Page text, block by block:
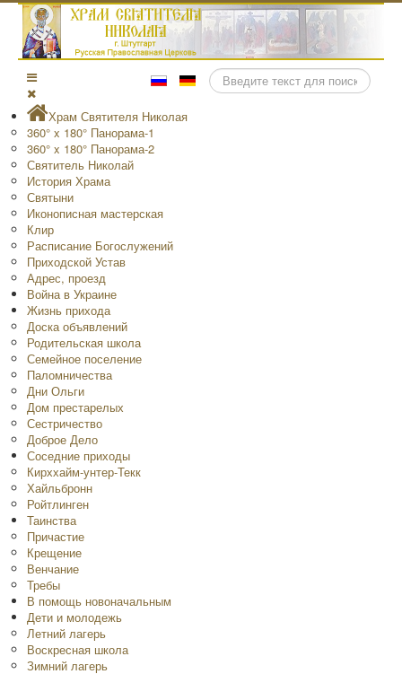
Поиск
Храм Святителя Николая
360° x 180° Панорама-1
360° x 180° Панорама-2
Святитель Николай
История Храма
Святыни
Иконописная мастерская
Клир
Расписание Богослужений
Приходской Устав
Адрес, проезд
Война в Украине
Жизнь прихода
Доска объявлений
Родительская школа
Семейное поселение
Паломничества
Дни Ольги
Дом престарелых
Сестричество
Доброе Дело
Соседние приходы
Кирххайм-унтер-Текк
Хайльбронн
Ройтлинген
Таинства
Причастие
Крещение
Венчание
Требы
В помощь новоначальным
Дети и молодежь
Летний лагерь
Воскресная школа
Зимний лагерь